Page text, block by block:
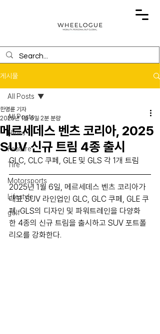
게시물
All Posts
News
Feature
Tire
Motorsports
Lifestyle
golf
All Posts
메르세데스 벤츠 코리아, 2025
SUV 신규 트림 4종 출시
한명륜 기자
2025년 1월 6일 2분 분량
GLC, CLC 쿠페, GLE 및 GLS 각 1개 트림
2025년 1월 6일, 메르세데스 벤츠 코리아가
대표 SUV 라인업인 GLC, GLC 쿠페, GLE 쿠
페, GLS의 디자인 및 파워트레인을 다양화
한 4종의 신규 트림을 출시하고 SUV 포트폴
리오를 강화한다.